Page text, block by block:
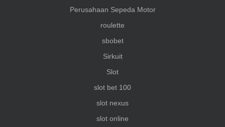
Perusahaan Sepeda Motor
roulette
sbobet
Sirkuit
Slot
slot bet 100
slot nexus
slot online